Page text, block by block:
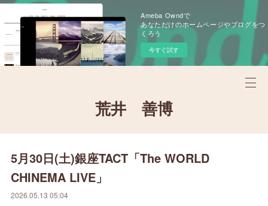
Ameba Owndで
あなただけのホームページやブログをつ
くろう
今すぐ試す
荒井 善博
5月30日(土)銀座TACT「The WORLD
CHINEMA LIVE」
2026.05.13 05:04